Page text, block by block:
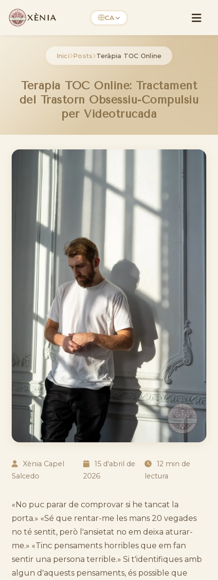
XÈNIA CA
Inici Posts Teràpia TOC Online
Teràpia TOC Online: Tractament
del Trastorn Obsessiu-Compulsiu
per Videotrucada
Xènia Capel
Salcedo
15 d'abril de
2026
12 min de
lectura
«No puc parar de comprovar si he tancat la
porta.» «Sé que rentar-me les mans 20 vegades
no té sentit, però l'ansietat no em deixa aturar-
me.» «Tinc pensaments horribles que em fan
sentir una persona terrible.» Si t'identifiques amb
algun d'aquests pensaments, és possible que